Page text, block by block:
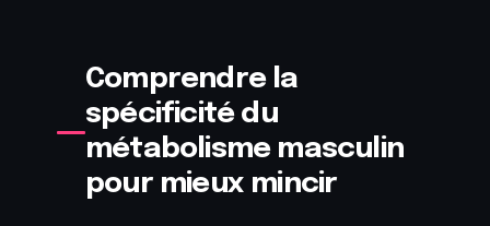
Comprendre la
spécificité du
métabolisme masculin
pour mieux mincir